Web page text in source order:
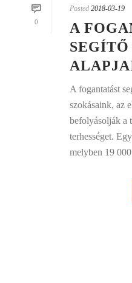
0
Posted 2018-03-19
A
A fogantatást
szokásaink, az
befolyásolják a
terhességet.
melyben 19